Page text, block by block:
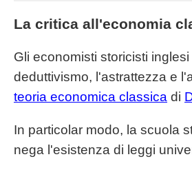
La critica all'economia
Gli economisti storicisti
deduttivismo, l'astrattezza e
teoria economica classica di
In particolar modo, la scuola
nega l'esistenza di leggi